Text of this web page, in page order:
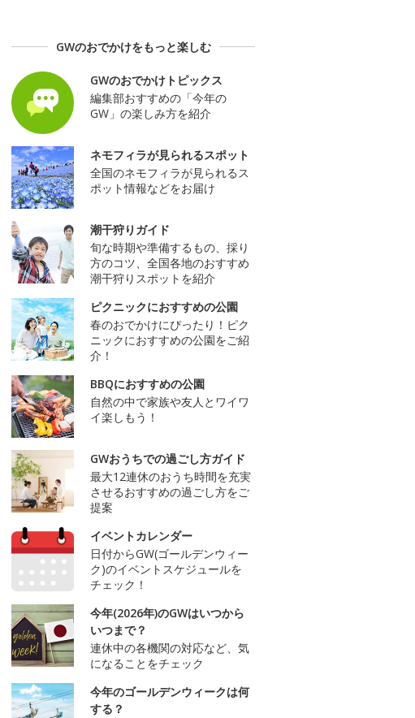
GWのおでかけをもっと楽しむ
GWのおでかけトピックス
編集部おすすめの「今年の
GW」の楽しみ方を紹介
ネモフィラが見られるスポット
全国のネモフィラが見られるス
ポット情報などをお届け
潮干狩りガイド
旬な時期や準備するもの、採り
方のコツ、全国各地のおすすめ
潮干狩りスポットを紹介
ピクニックにおすすめの公園
春のおでかけにぴったり！ピク
ニックにおすすめの公園をご紹
介！
BBQにおすすめの公園
自然の中で家族や友人とワイワ
イ楽しもう！
GWおうちでの過ごし方ガイド
最大12連休のおうち時間を充実
させるおすすめの過ごし方をご
提案
イベントカレンダー
日付からGW(ゴールデンウィー
ク)のイベントスケジュールを
チェック！
今年(2026年)のGWはいつから
いつまで？
連休中の各機関の対応など、気
になることをチェック
今年のゴールデンウィークは何
する？